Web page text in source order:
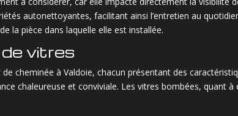
autonettoyantes, facilitant ainsi l’entretien au
la pièce dans laquelle elle est installée.
vitres
cheminée à Valdoie, chacun présentant des
chaleureuse et conviviale. Les vitres bombées, quant